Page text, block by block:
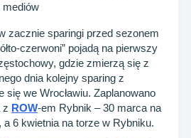
mediów
zacznie sparingi przed sezonem
czerwoni” pojadą na pierwszy
gdzie zmierzą się z
dnia kolejny sparing z
się we Wrocławiu. Zaplanowano
z ROW-em Rybnik – 30 marca na
6 kwietnia na torze w Rybniku.